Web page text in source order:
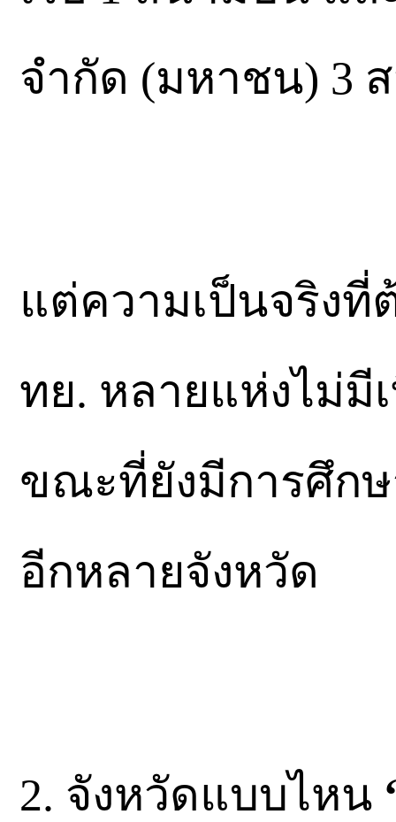
จำกัด (มหาชน) 3
แต่ความเป็นจริง
ทย. หลายแห่งไม่มี
ขณะที่ยังมีการศึกษ
อีกหลายจังหวัด
2. จังหวัดแบบไหน